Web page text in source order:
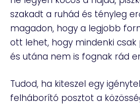
szakadt a ruhád és tényleg
magadon, hogy a legjobb
ott lehet, hogy mindenki
és utána nem is fognak rád
Tudod, ha kiteszel egy
felháborító posztot a